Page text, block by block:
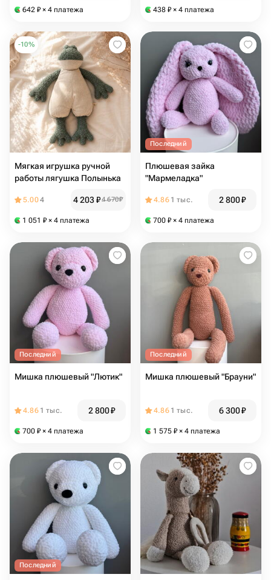
642 ₽ × 4 платежа 438 ₽ × 4 платежа
-10%
Мягкая игрушка ручной
работы лягушка Полынька
5.004 4 203₽4 670₽
1 051 ₽ × 4 платежа
Последний
Плюшевая зайка
"Мармеладка"
4.86 1 тыс. 2 800₽
700 ₽ × 4 платежа
Последний
Мишка плюшевый "Лютик"
4.86 1 тыс. 2 800₽
700 ₽ × 4 платежа
Последний
Мишка плюшевый "Брауни"
4.86 1 тыс. 6 300₽
1 575 ₽ × 4 платежа
Последний